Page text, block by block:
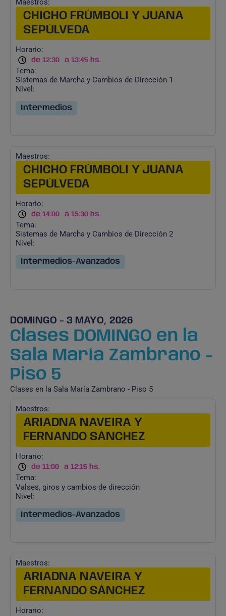
Maestros:
CHICHO FRÚMBOLI Y JUANA
SEPÚLVEDA
Horario:
de 12:30 a 13:45 hs.
Tema:
Sistemas de Marcha y Cambios de Dirección 1
Nivel:
Intermedios
Maestros:
CHICHO FRÚMBOLI Y JUANA
SEPÚLVEDA
Horario:
de 14:00 a 15:30 hs.
Tema:
Sistemas de Marcha y Cambios de Dirección 2
Nivel:
Intermedios-Avanzados
DOMINGO - 3 MAYO, 2026
Clases DOMINGO en la
Sala María Zambrano -
Piso 5
Clases en la Sala María Zambrano - Piso 5
Maestros:
ARIADNA NAVEIRA Y
FERNANDO SÁNCHEZ
Horario:
de 11:00 a 12:15 hs.
Tema:
Valses, giros y cambios de dirección
Nivel:
Intermedios-Avanzados
Maestros:
ARIADNA NAVEIRA Y
FERNANDO SÁNCHEZ
Horario: